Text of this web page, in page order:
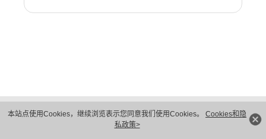
本站点使用Cookies，继续浏览表示您同意我们使用Cookies。 Cookies和隐
私政策>
隐私保护
法律声明